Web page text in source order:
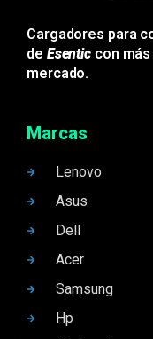
Cargadores para
de Esentic con
mercado.
Marcas
Lenovo
Asus
Dell
Acer
Samsung
Hp